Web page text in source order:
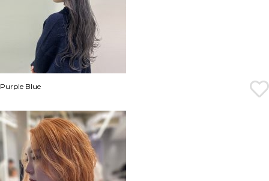
Purple Blue